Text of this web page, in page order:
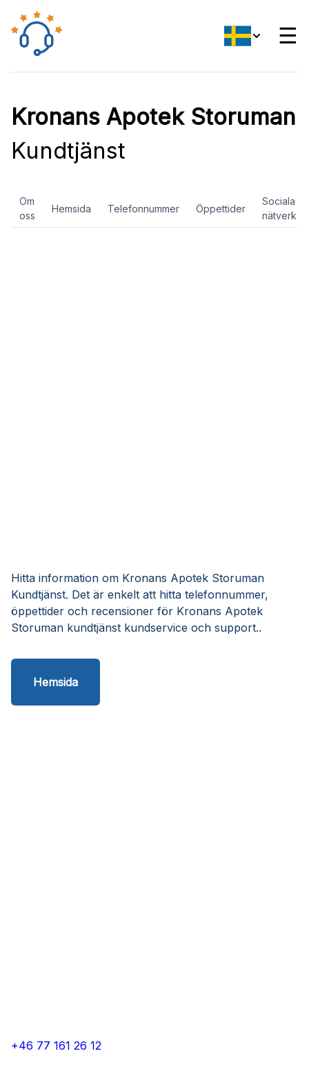
☰
Kronans Apotek Storuman
Kundtjänst
Om
oss
Hemsida Telefonnummer Öppettider
Sociala
nätverk
Hitta information om Kronans Apotek Storuman
Kundtjänst. Det är enkelt att hitta telefonnummer,
öppettider och recensioner för Kronans Apotek
Storuman kundtjänst kundservice och support..
Hemsida
+46 77 161 26 12